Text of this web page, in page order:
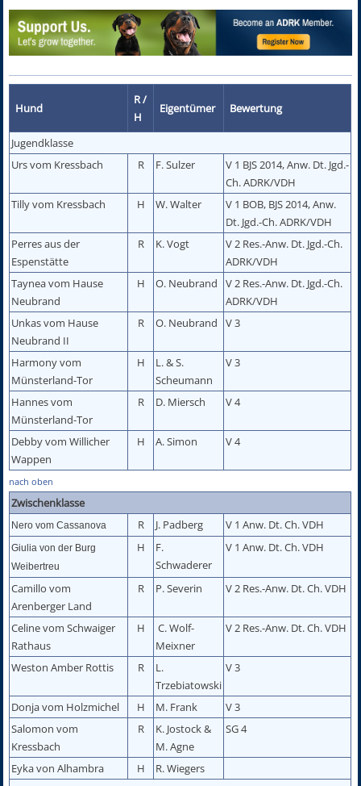
Hund
R /
H
Eigentümer Bewertung
Jugendklasse
Urs vom Kressbach
R F. Sulzer
V 1 BJS 2014, Anw. Dt. Jgd.-
Ch. ADRK/VDH
Tilly vom Kressbach
H W. Walter
V 1 BOB, BJS 2014, Anw.
Dt. Jgd.-Ch. ADRK/VDH
Perres aus der
Espenstätte
R K. Vogt
V 2 Res.-Anw. Dt. Jgd.-Ch.
ADRK/VDH
Taynea vom Hause
Neubrand
H O. Neubrand
V 2 Res.-Anw. Dt. Jgd.-Ch.
ADRK/VDH
Unkas vom Hause
Neubrand II
R O. Neubrand V 3
Harmony vom
Münsterland-Tor
H
L. & S.
Scheumann
V 3
Hannes vom
Münsterland-Tor
R D. Miersch V 4
Debby vom Willicher
Wappen
H A. Simon V 4
nach oben
Zwischenklasse
Nero vom Cassanova R J. Padberg V 1 Anw. Dt. Ch. VDH
Giulia von der Burg
Weibertreu
H
F.
Schwaderer
V 1 Anw. Dt. Ch. VDH
Camillo vom
Arenberger Land
R P. Severin V 2 Res.-Anw. Dt. Ch. VDH
Celine vom Schwaiger
Rathaus
H
C. Wolf-
Meixner
V 2 Res.-Anw. Dt. Ch. VDH
Weston Amber Rottis R
L.
Trzebiatowski
V 3
Donja vom Holzmichel H M. Frank
V 3
Salomon vom
Kressbach
R
K. Jostock &
M. Agne
SG 4
Eyka von Alhambra H
R. Wiegers